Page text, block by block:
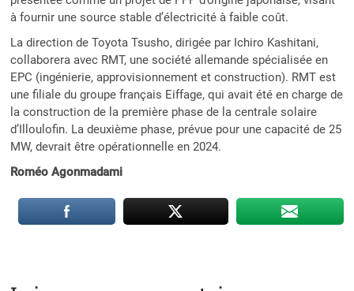
à fournir une source stable d’électricité à faible coût.
La direction de Toyota Tsusho, dirigée par Ichiro Kashitani,
collaborera avec RMT, une société allemande spécialisée en
EPC (ingénierie, approvisionnement et construction). RMT est
une filiale du groupe français Eiffage, qui avait été en charge de
la construction de la première phase de la centrale solaire
d’Illoulofin. La deuxième phase, prévue pour une capacité de 25
MW, devrait être opérationnelle en 2024.
Roméo Agonmadami